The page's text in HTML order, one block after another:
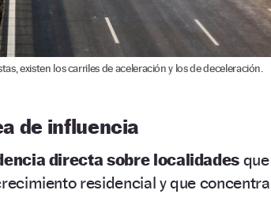
existen los carriles de aceleración y los de deceleración.
de influencia
directa sobre localidadesque
residencial y que